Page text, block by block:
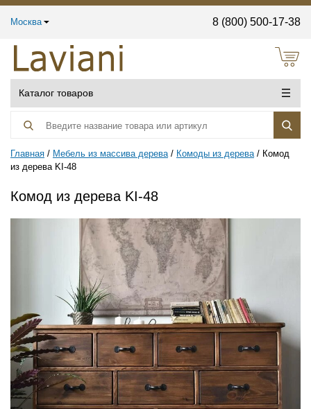
Москва 8 (800) 500-17-38
Каталог товаров
Главная Мебель из массива дерева Комоды из дерева
Комод
из дерева KI-48
Комод из дерева KI-48